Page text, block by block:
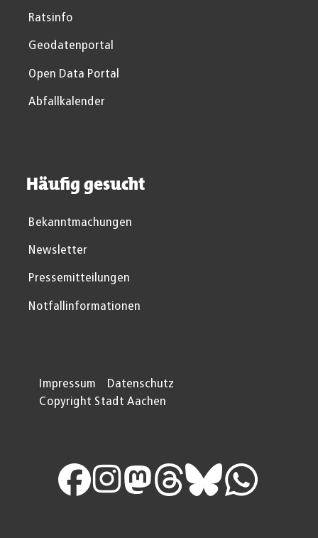
Ratsinfo
Geodatenportal
Open Data Portal
Abfallkalender
Häufig gesucht
Bekanntmachungen
Newsletter
Pressemitteilungen
Notfallinformationen
Impressum
Datenschutz
Copyright Stadt Aachen